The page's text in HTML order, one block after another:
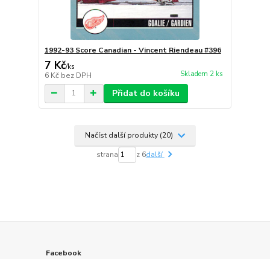
1992-93 Score Canadian - Vincent Riendeau #396
7 Kč/ks
6 Kč bez DPH Skladem 2 ks
Přidat do košíku
Načíst další produkty (20)
strana z 6další
Facebook